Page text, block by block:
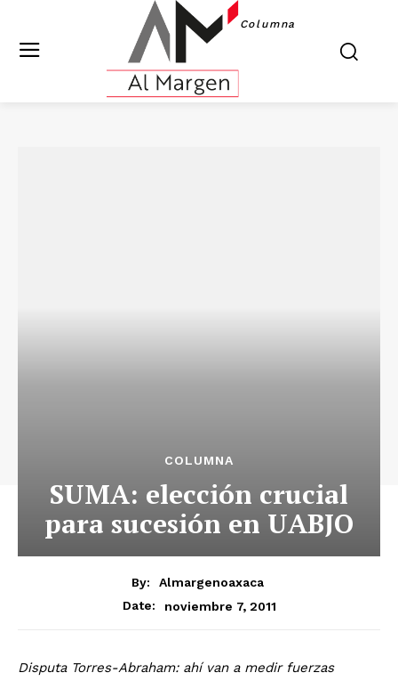
Columna
COLUMNA
SUMA: elección crucial
para sucesión en UABJO
By:
Almargenoaxaca
Date:
noviembre 7, 2011
Disputa Torres-Abraham: ahí van a medir fuerzas